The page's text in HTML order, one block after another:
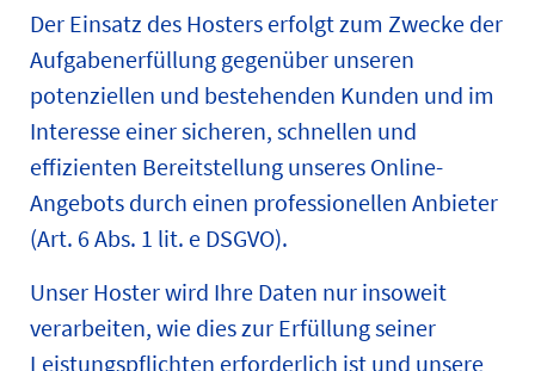
Der Einsatz des Hosters erfolgt zum Zwecke der
Aufgabenerfüllung gegenüber unseren
potenziellen und bestehenden Kunden und im
Interesse einer sicheren, schnellen und
effizienten Bereitstellung unseres Online-
Angebots durch einen professionellen Anbieter
(Art. 6 Abs. 1 lit. e DSGVO).
Unser Hoster wird Ihre Daten nur insoweit
verarbeiten, wie dies zur Erfüllung seiner
Leistungspflichten erforderlich ist und unsere